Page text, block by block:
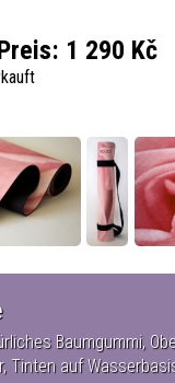
1 290 Kč
Baumgummi,
Tinten auf